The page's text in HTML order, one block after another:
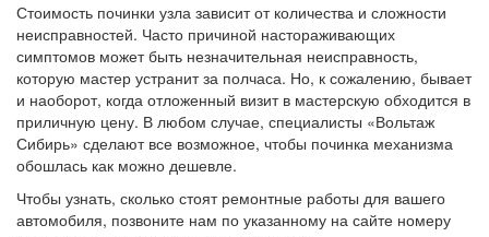
Стоимость починки узла зависит от количества и сложности
неисправностей. Часто причиной настораживающих
симптомов может быть незначительная неисправность,
которую мастер устранит за полчаса. Но, к сожалению, бывает
и наоборот, когда отложенный визит в мастерскую обходится в
приличную цену. В любом случае, специалисты «Вольтаж
Сибирь» сделают все возможное, чтобы починка механизма
обошлась как можно дешевле.
Чтобы узнать, сколько стоят ремонтные работы для вашего
автомобиля, позвоните нам по указанному на сайте номеру